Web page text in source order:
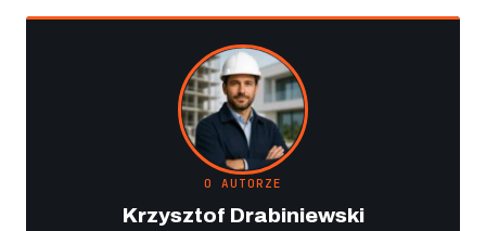
O AUTORZE
Krzysztof Drabiniewski